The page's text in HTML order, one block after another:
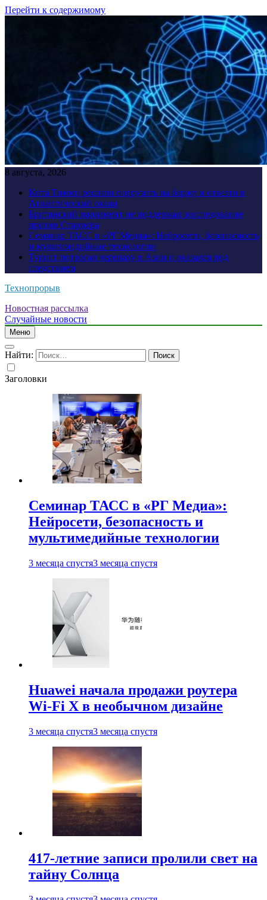
Перейти к содержимому
8 августа, 2026
Кита Тимми решили погрузить на баржу и отвезти в
Атлантический океан
Британский парламент не поддержал расследование
против Стармера
Семинар ТАСС в «РГ Медиа»: Нейросети, безопасность
и мультимедийные технологии
Турист потрогал черепаху в Азии и оказался под
следствием
Технопрорыв
Новостная рассылка
Случайные новости
Меню
Найти:
Заголовки
Семинар ТАСС в «РГ Медиа»:
Нейросети, безопасность и
мультимедийные технологии
3 месяца спустя3 месяца спустя
Huawei начала продажи роутера
Wi-Fi X в необычном дизайне
3 месяца спустя3 месяца спустя
417-летние записи пролили свет на
тайну Солнца